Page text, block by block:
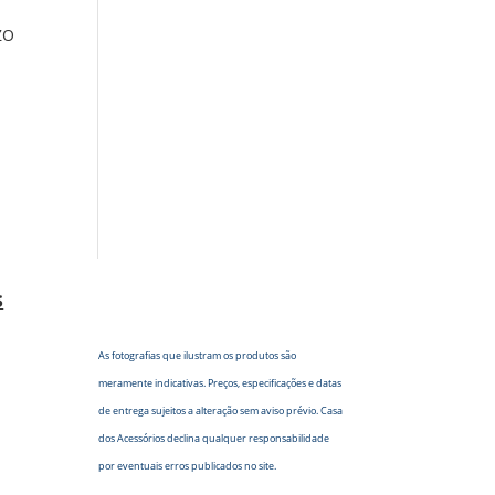
As fotografias que ilustram os produtos são
meramente indicativas. Preços, especificações e datas
de entrega sujeitos a alteração sem aviso prévio. Casa
dos Acessórios declina qualquer responsabilidade
por eventuais erros publicados no site.